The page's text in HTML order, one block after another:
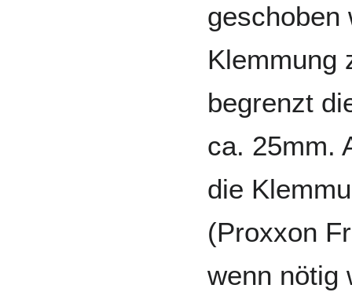
geschoben
Klemmung
begrenzt
ca. 25mm.
die
(Proxxon
wenn nötig